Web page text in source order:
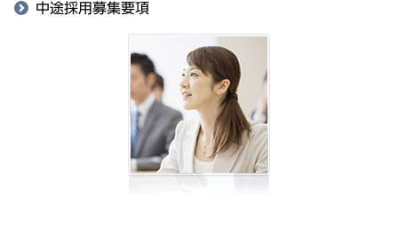
中途採用募集要項